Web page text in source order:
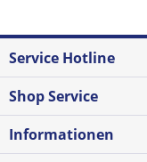
Service Hotline
Shop Service
Informationen